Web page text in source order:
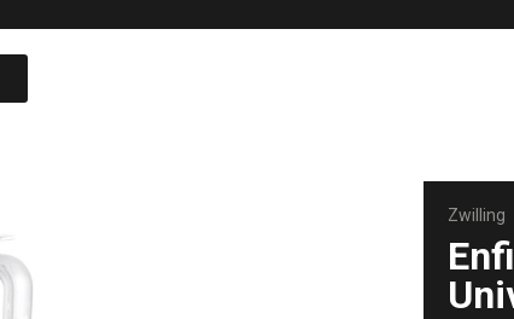
Zwilling